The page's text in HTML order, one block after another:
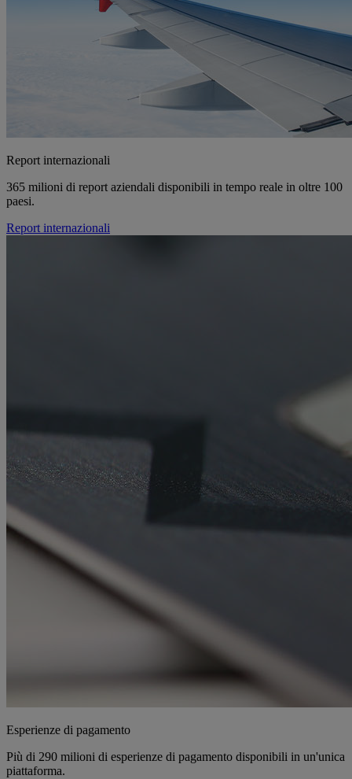
Report internazionali
365 milioni di report aziendali disponibili in tempo reale in oltre 100
paesi.
Report internazionali
Esperienze di pagamento
Più di 290 milioni di esperienze di pagamento disponibili in un'unica
piattaforma.